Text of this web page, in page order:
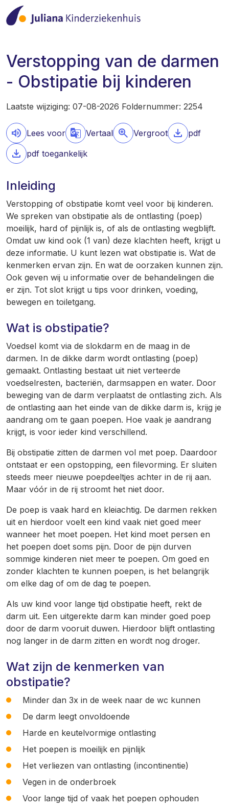
Verstopping van de darmen
- Obstipatie bij kinderen
Laatste wijziging: 07-08-2026 Foldernummer: 2254
Lees voor Vertaal Vergroot
pdf
pdf toegankelijk
Inleiding
Verstopping of obstipatie komt veel voor bij kinderen.
We spreken van obstipatie als de ontlasting (poep)
moeilijk, hard of pijnlijk is, of als de ontlasting wegblijft.
Omdat uw kind ook (1 van) deze klachten heeft, krijgt u
deze informatie. U kunt lezen wat obstipatie is. Wat de
kenmerken ervan zijn. En wat de oorzaken kunnen zijn.
Ook geven wij u informatie over de behandelingen die
er zijn. Tot slot krijgt u tips voor drinken, voeding,
bewegen en toiletgang.
Wat is obstipatie?
Voedsel komt via de slokdarm en de maag in de
darmen. In de dikke darm wordt ontlasting (poep)
gemaakt. Ontlasting bestaat uit niet verteerde
voedselresten, bacteriën, darmsappen en water. Door
beweging van de darm verplaatst de ontlasting zich. Als
de ontlasting aan het einde van de dikke darm is, krijg je
aandrang om te gaan poepen. Hoe vaak je aandrang
krijgt, is voor ieder kind verschillend.
Bij obstipatie zitten de darmen vol met poep. Daardoor
ontstaat er een opstopping, een filevorming. Er sluiten
steeds meer nieuwe poepdeeltjes achter in de rij aan.
Maar vóór in de rij stroomt het niet door.
De poep is vaak hard en kleiachtig. De darmen rekken
uit en hierdoor voelt een kind vaak niet goed meer
wanneer het moet poepen. Het kind moet persen en
het poepen doet soms pijn. Door de pijn durven
sommige kinderen niet meer te poepen. Om goed en
zonder klachten te kunnen poepen, is het belangrijk
om elke dag of om de dag te poepen.
Als uw kind voor lange tijd obstipatie heeft, rekt de
darm uit. Een uitgerekte darm kan minder goed poep
door de darm vooruit duwen. Hierdoor blijft ontlasting
nog langer in de darm zitten en wordt nog droger.
Wat zijn de kenmerken van
obstipatie?
Minder dan 3x in de week naar de wc kunnen
De darm leegt onvoldoende
Harde en keutelvormige ontlasting
Het poepen is moeilijk en pijnlijk
Het verliezen van ontlasting (incontinentie)
Vegen in de onderbroek
Voor lange tijd of vaak het poepen ophouden